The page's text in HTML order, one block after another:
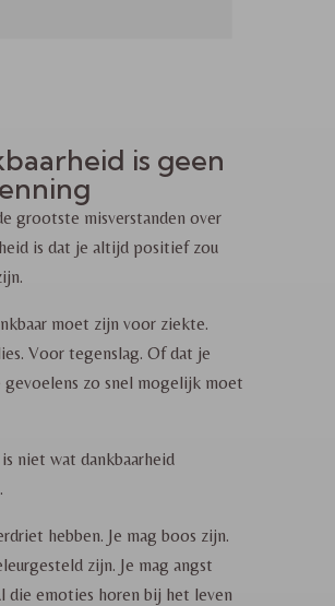
is geen
grootste misverstanden over
is dat je altijd positief zou
moet zijn voor ziekte.
Voor tegenslag. Of dat je
zo snel mogelijk moet
niet wat dankbaarheid
hebben. Je mag boos zijn.
zijn. Je mag angst
die emoties horen bij het leven